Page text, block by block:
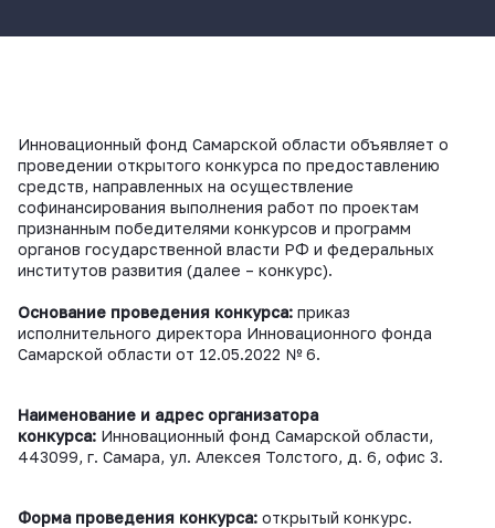
Инновационный фонд Самарской области объявляет о
проведении открытого конкурса по предоставлению
средств, направленных на осуществление
софинансирования выполнения работ по проектам
признанным победителями конкурсов и программ
органов государственной власти РФ и федеральных
институтов развития (далее – конкурс).
Основание проведения конкурса: приказ
исполнительного директора Инновационного фонда
Самарской области от 12.05.2022 № 6.
Наименование и адрес организатора
конкурса: Инновационный фонд Самарской области,
443099, г. Самара, ул. Алексея Толстого, д. 6, офис 3.
Форма проведения конкурса: открытый конкурс.